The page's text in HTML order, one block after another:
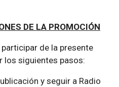
DE LA PROMOCIÓN
de la presente
los siguientes pasos:
y seguir a Radio